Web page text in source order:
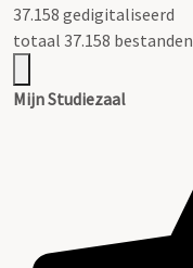
37.158 gedigitaliseerd
totaal 37.158 bestanden
Mijn Studiezaal